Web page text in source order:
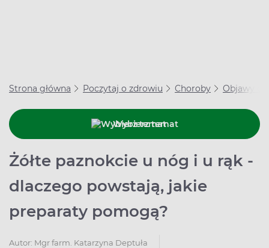
Strona główna Poczytaj o zdrowiu Choroby Objawy
Wybierz temat
Żółte paznokcie u nóg i u rąk -
dlaczego powstają, jakie
preparaty pomogą?
Autor: Mgr farm. Katarzyna Deptuła